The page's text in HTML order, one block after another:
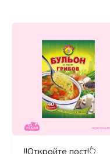
!!Откройте пост!👆